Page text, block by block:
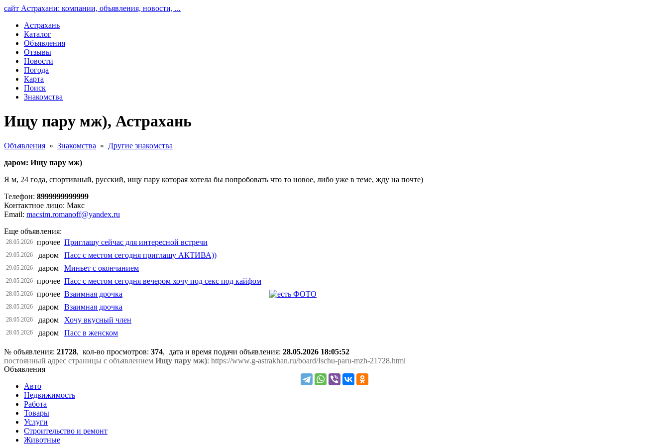
сайт Астрахани: компании, объявления, новости, ...
Астрахань
Каталог
Объявления
Отзывы
Новости
Погода
Карта
Поиск
Знакомства
Ищу пару мж), Астрахань
Объявления » Знакомства » Другие знакомства
даром: Ищу пару мж)
Я м, 24 года, спортивный, русский, ищу пару которая хотела бы попробовать что то новое, либо уже в теме, жду на почте)
Телефон: 8999999999999
Контактное лицо: Макс
Email: macsim.romanoff@yandex.ru
Еще объявления:
28.05.2026 прочее Приглашу сейчас для интересной встречи
29.05.2026 даром Пасс с местом сегодня приглашу АКТИВА))
29.05.2026 даром Миньет с окончанием
29.05.2026 прочее Пасс с местом сегодня вечером хочу под секс под кайфом
28.05.2026 прочее Взаимная дрочка
28.05.2026 даром Взаимная дрочка
28.05.2026 даром Хочу вкусный член
28.05.2026 даром Пасс в женском
№ объявления: 21728, кол-во просмотров: 374, дата и время подачи объявления: 28.05.2026 18:05:52
постоянный адрес страницы с объявлением Ищу пару мж): https://www.g-astrakhan.ru/board/Ischu-paru-mzh-21728.html
Объявления
Авто
Недвижимость
Работа
Товары
Услуги
Строительство и ремонт
Животные